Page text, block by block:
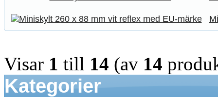
Visar 1 till 14 (av 14
Kategorier